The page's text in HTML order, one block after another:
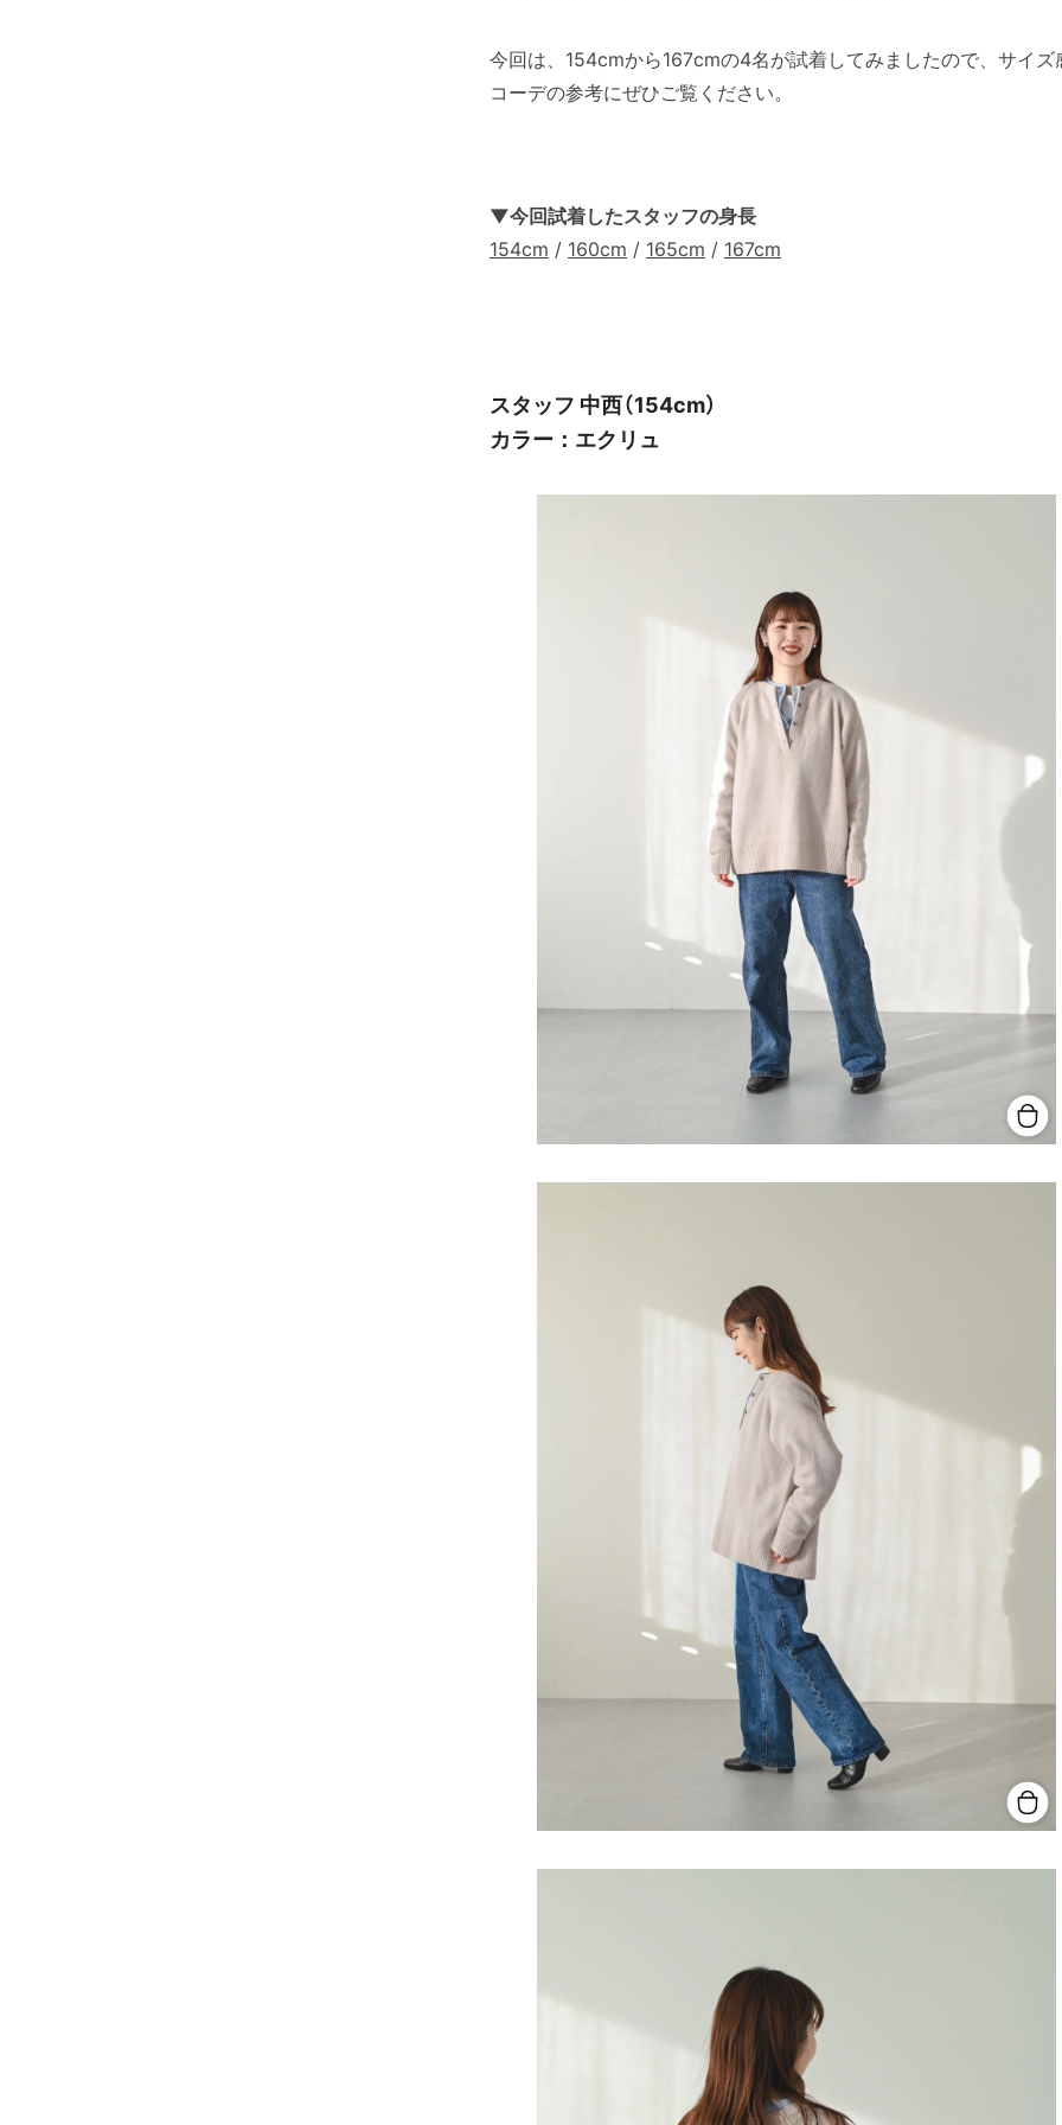
今回は、154cmから167cmの4名が試着してみましたので、サイズ
コーデの参考にぜひご覧ください。
▼今回試着したスタッフの身長
154cm / 160cm / 165cm / 167cm
スタッフ 中西（154cm）
カラー：エクリュ